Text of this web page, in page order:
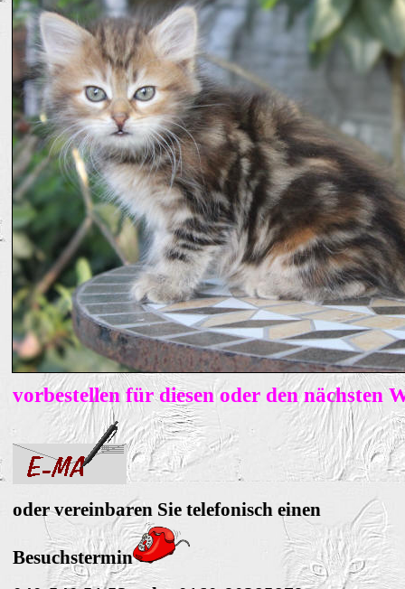
vorbestellen für diesen oder den nächsten
oder vereinbaren Sie telefonisch einen
Besuchstermin